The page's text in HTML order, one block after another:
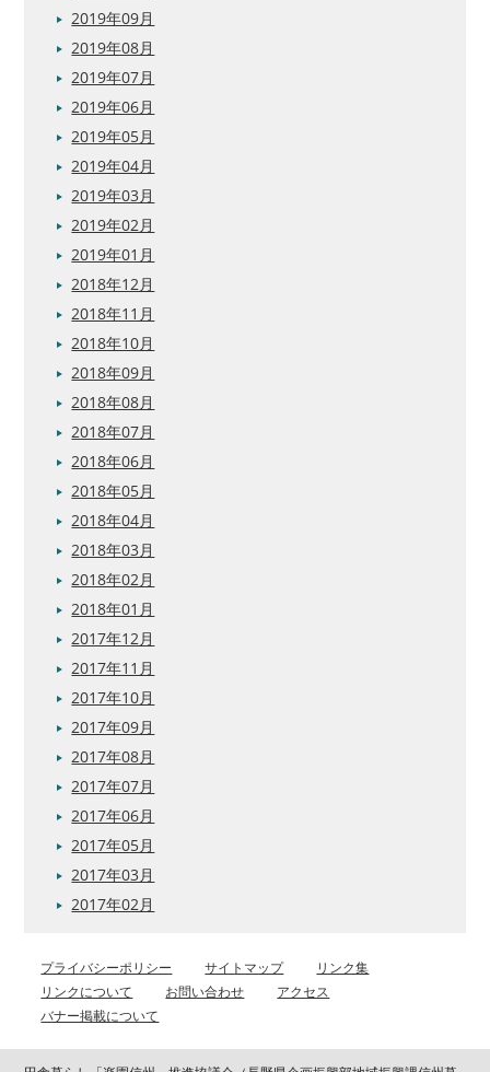
2019年09月
2019年08月
2019年07月
2019年06月
2019年05月
2019年04月
2019年03月
2019年02月
2019年01月
2018年12月
2018年11月
2018年10月
2018年09月
2018年08月
2018年07月
2018年06月
2018年05月
2018年04月
2018年03月
2018年02月
2018年01月
2017年12月
2017年11月
2017年10月
2017年09月
2017年08月
2017年07月
2017年06月
2017年05月
2017年03月
2017年02月
プライバシーポリシー サイトマップ
リンク集
リンクについて
お問い合わせ
アクセス
バナー掲載について